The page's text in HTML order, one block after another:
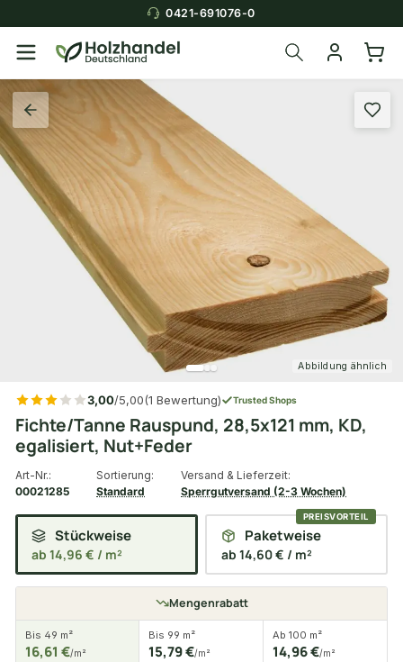
0421-691076-0
Abbildung ähnlich
3,00/5,00(1 Bewertung) Trusted Shops
Fichte/Tanne Rauspund, 28,5x121 mm, KD,
egalisiert, Nut+Feder
Art-Nr.:
00021285
Sortierung:
Standard
Versand & Lieferzeit:
Sperrgutversand (2-3 Wochen)
Stückweise
ab 14,96 € / m²
Paketweise
ab 14,60 € / m²
Mengenrabatt
Bis 49 m²
16,61 €/m²
Bis 99 m²
15,79 €/m²
Ab 100 m²
14,96 €/m²